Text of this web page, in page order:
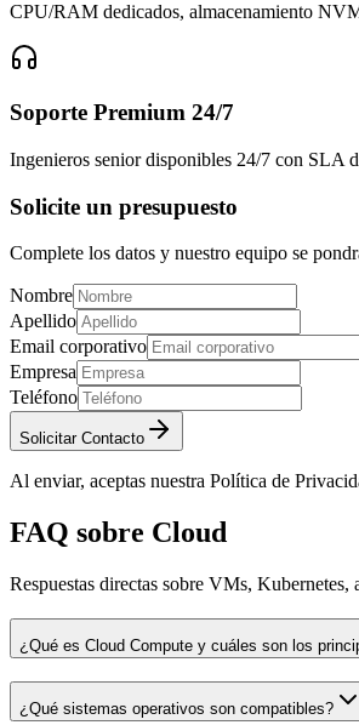
CPU/RAM dedicados, almacenamiento
Soporte Premium 24/7
Ingenieros senior disponibles 24/7 con SLA
Solicite un presupuesto
Complete los datos y nuestro equipo se
Nombre
Apellido
Email corporativo
Empresa
Teléfono
Solicitar Contacto
Al enviar, aceptas nuestra Política de
FAQ sobre Cloud
Respuestas directas sobre VMs,
¿Qué es Cloud Compute y cuáles son los
¿Qué sistemas operativos son compatibles?